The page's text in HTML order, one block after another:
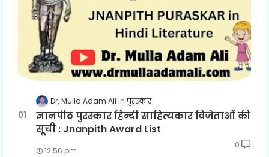
Dr. Mulla Adam Ali पुरस्कार
ज्ञानपीठ पुरस्कार हिन्दी साहित्यकार विजेताओं की
सूची : Jnanpith Award List
12:56 pm
0